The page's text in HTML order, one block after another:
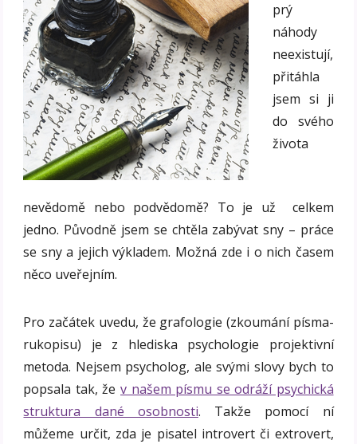
prý
náhody
neexistují,
přitáhla
jsem si ji
do svého
života
nevědomě nebo podvědomě? To je už celkem
jedno. Původně jsem se chtěla zabývat sny – práce
se sny a jejich výkladem. Možná zde i o nich časem
něco uveřejním.
Pro začátek uvedu, že grafologie (zkoumání písma-
rukopisu) je z hlediska psychologie projektivní
metoda. Nejsem psycholog, ale svými slovy bych to
popsala tak, že v našem písmu se odráží psychická
struktura dané osobnosti. Takže pomocí ní
můžeme určit, zda je pisatel introvert či extrovert,